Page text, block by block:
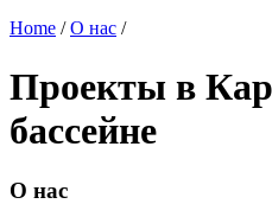
Home / О нас /
Проекты в
бассейне
О нас